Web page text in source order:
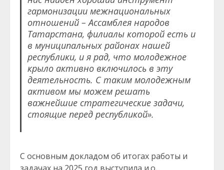
гармонизации межнациональных
отношений – Ассамблея народов
Татарстана, филиалы которой есть и
в муниципальных районах нашей
республики, и я рад, что молодежное
крыло активно включилось в эту
деятельность. С таким молодежным
активом мы можем решать
важнейшие стратегические задачи,
стоящие перед республикой».
С основным докладом об итогах работы и